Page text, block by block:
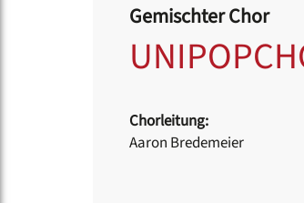
Gemischter Chor
Chorleitung:
Aaron Bredemeier